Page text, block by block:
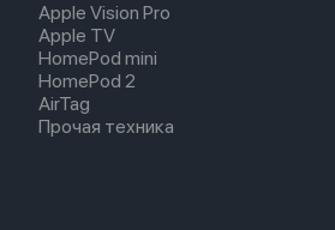
Apple Vision Pro
Apple TV
HomePod mini
HomePod 2
AirTag
Прочая техника